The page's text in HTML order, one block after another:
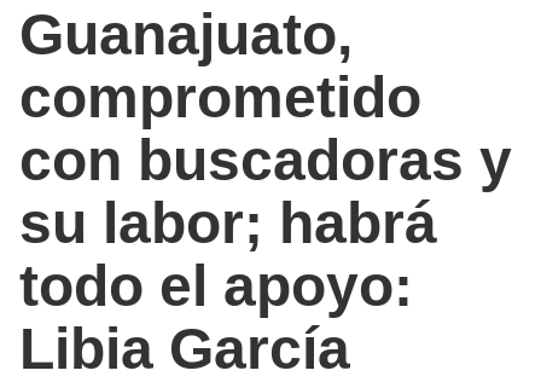
Guanajuato,
comprometido
con buscadoras y
su labor; habrá
todo el apoyo:
Libia García